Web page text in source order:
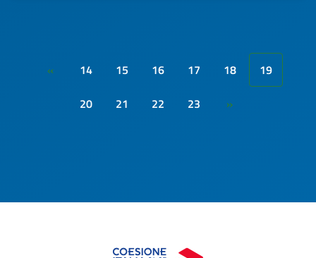
« 14 15 16 17 18
19
20
21 22 23 »